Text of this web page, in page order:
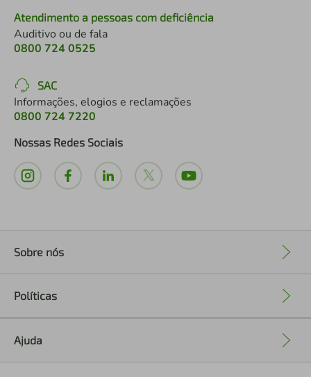
Atendimento a pessoas com deficiência
Auditivo ou de fala
0800 724 0525
SAC
Informações, elogios e reclamações
0800 724 7220
Nossas Redes Sociais
Sobre nós
Políticas
Ajuda